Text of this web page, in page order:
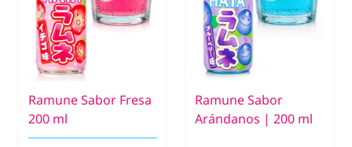
Ramune Sabor Fresa
200 ml
Ramune Sabor
Arándanos | 200 ml